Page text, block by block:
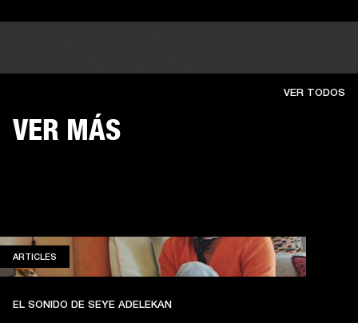
VER MÁS
VER TODOS
ARTICLES
EL SONIDO DE SEYE ADELEKAN